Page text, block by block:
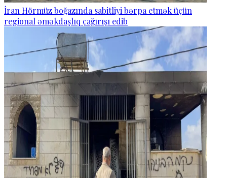
İran Hörmüz boğazında sabitliyi bərpa etmək üçün
regional əməkdaşlıq çağırışı edib